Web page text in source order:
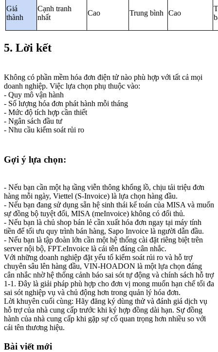
Giá
thành
Cạnh tranh
nhất
Cao Trung bình Cao
5. Lời kết
Không có phần mềm hóa đơn điện tử nào phù hợp với tất cả mọi
doanh nghiệp. Việc lựa chọn phụ thuộc vào:
- Quy mô vận hành
- Số lượng hóa đơn phát hành mỗi tháng
- Mức độ tích hợp cần thiết
- Ngân sách đầu tư
- Nhu cầu kiểm soát rủi ro
Gợi ý lựa chọn:
- Nếu bạn cần một hạ tầng viễn thông khổng lồ, chịu tải triệu đơn
hàng mỗi ngày, Viettel (S-Invoice) là lựa chọn hàng đầu.
- Nếu bạn đang sử dụng sẵn hệ sinh thái kế toán của MISA và muốn
sự đồng bộ tuyệt đối, MISA (meInvoice) không có đối thủ.
- Nếu bạn là chủ shop bán lẻ cần xuất hóa đơn ngay tại máy tính
tiền để tối ưu quy trình bán hàng, Sapo Invoice là người dẫn đầu.
- Nếu bạn là tập đoàn lớn cần một hệ thống cài đặt riêng biệt trên
server nội bộ, FPT.eInvoice là cái tên đáng cân nhắc.
Với những doanh nghiệp đặt yếu tố kiểm soát rủi ro và hỗ trợ
chuyên sâu lên hàng đầu, VIN-HOADON là một lựa chọn đáng
cân nhắc nhờ hệ thống cảnh báo sai sót tự động và chính sách hỗ trợ
1-1. Đây là giải pháp phù hợp cho đơn vị mong muốn hạn chế tối đa
sai sót nghiệp vụ và chủ động hơn trong quản lý hóa đơn.
Lời khuyên cuối cùng: Hãy đăng ký dùng thử và đánh giá dịch vụ
hỗ trợ của nhà cung cấp trước khi ký hợp đồng dài hạn. Sự đồng
hành của nhà cung cấp khi gặp sự cố quan trọng hơn nhiều so với
cái tên thương hiệu.
Bài viết mới